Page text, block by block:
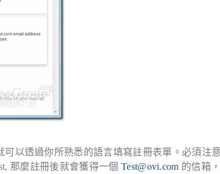
可以透過你所熟悉的語言填寫註冊表單。必須注
那麼註冊後就會獲得一個 Test@ovi.com 的信箱